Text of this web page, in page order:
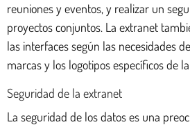
reuniones y eventos, y realizar un
proyectos conjuntos. La extranet
las interfaces según las necesidades
marcas y los logotipos específicos de
Seguridad de la extranet
La seguridad de los datos es una